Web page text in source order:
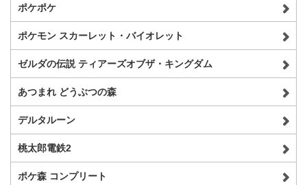
ポケポケ
ポケモン スカーレット・バイオレット
ゼルダの伝説 ティアーズオブザ・キングダム
あつまれ どうぶつの森
デルタルーン
桃太郎電鉄2
ポケ森 コンプリート